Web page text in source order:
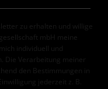
zu erhalten und willige
mbH meine
individuell und
Die Verarbeitung meiner
den Bestimmungen in
jederzeit z. B.